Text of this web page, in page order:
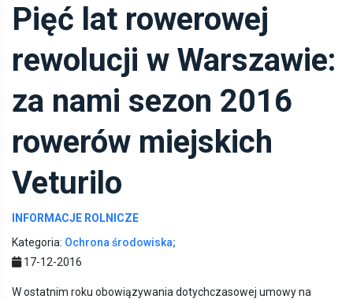
Pięć lat rowerowej
rewolucji w Warszawie:
za nami sezon 2016
rowerów miejskich
Veturilo
INFORMACJE ROLNICZE
Kategoria: Ochrona środowiska;
17-12-2016
W ostatnim roku obowiązywania dotychczasowej umowy na